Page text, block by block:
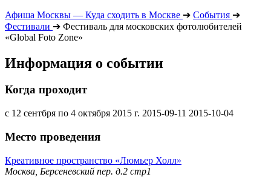
Афиша Москвы — Куда сходить в Москве ➔ События ➔
Фестивали ➔ Фестиваль для московских фотолюбителей
«Global Foto Zone»
Информация о событии
Когда проходит
с 12 сентбря по 4 октября 2015 г. 2015-09-11 2015-10-04
Место проведения
Креативное пространство «Люмьер Холл»
Москва, Берсеневский пер. д.2 стр1